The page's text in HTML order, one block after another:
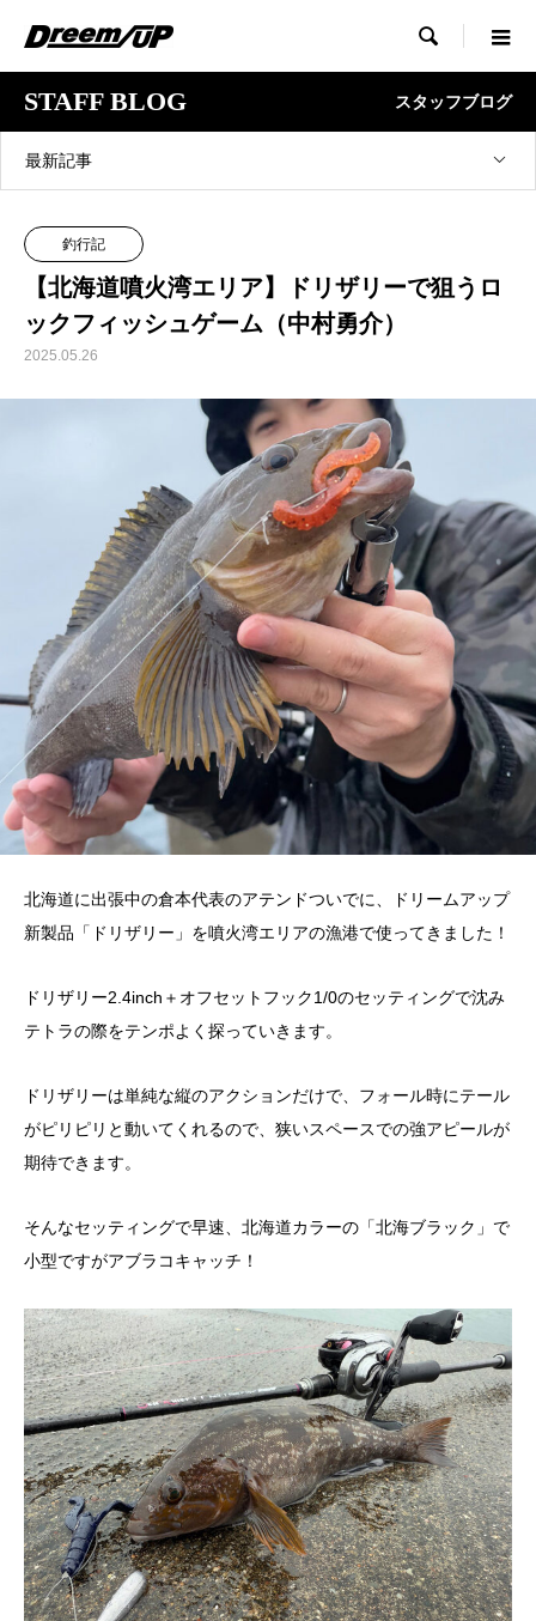

STAFF BLOG スタッフブログ
最新記事
釣行記
【北海道噴火湾エリア】ドリザリーで狙うロ
ックフィッシュゲーム（中村勇介）
2025.05.26
北海道に出張中の倉本代表のアテンドついでに、ドリームアップ
新製品「ドリザリー」を噴火湾エリアの漁港で使ってきました！
ドリザリー2.4inch＋オフセットフック1/0のセッティングで沈み
テトラの際をテンポよく探っていきます。
ドリザリーは単純な縦のアクションだけで、フォール時にテール
がピリピリと動いてくれるので、狭いスペースでの強アピールが
期待できます。
そんなセッティングで早速、北海道カラーの「北海ブラック」で
小型ですがアブラコキャッチ！